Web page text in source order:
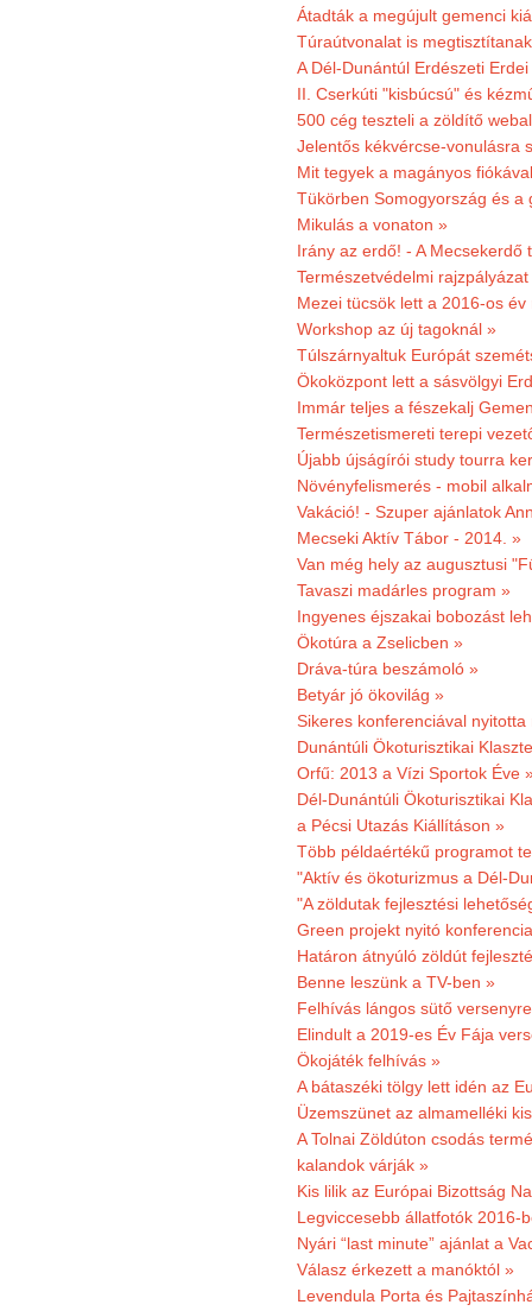
Átadták a megújult gemenci
Túraútvonalat is
A Dél-Dunántúl Erdészeti
II. Cserkúti "kisbúcsú" és
500 cég teszteli a zöldítő
Jelentős kékvércse-vonulásra
Mit tegyek a magányos
Tükörben Somogyország és a
Mikulás a vonaton »
Irány az erdő! - A
Természetvédelmi
Mezei tücsök lett a 2016-os év
Workshop az új tagoknál »
Túlszárnyaltuk Európát
Ökoközpont lett a sásvölgyi
Immár teljes a fészekalj
Természetismereti terepi
Újabb újságírói study tourra
Növényfelismerés - mobil
Vakáció! - Szuper ajánlatok
Mecseki Aktív Tábor - 2014. »
Van még hely az augusztusi
Tavaszi madárles program »
Ingyenes éjszakai bobozást
Ökotúra a Zselicben »
Dráva-túra beszámoló »
Betyár jó ökovilág »
Sikeres konferenciával
Dunántúli Ökoturisztikai
Orfű: 2013 a Vízi Sportok Éve
Dél-Dunántúli Ökoturisztikai
a Pécsi Utazás Kiállításon »
Több példaértékű programot
"Aktív és ökoturizmus a Dél-
"A zöldutak fejlesztési
Green projekt nyitó
Határon átnyúló zöldút
Benne leszünk a TV-ben »
Felhívás lángos sütő
Elindult a 2019-es Év Fája
Ökojáték felhívás »
A bátaszéki tölgy lett idén az
Üzemszünet az almamelléki
A Tolnai Zöldúton csodás
kalandok várják »
Kis lilik az Európai Bizottság
Legviccesebb állatfotók 2016-
Nyári “last minute” ajánlat a
Válasz érkezett a manóktól »
Levendula Porta és